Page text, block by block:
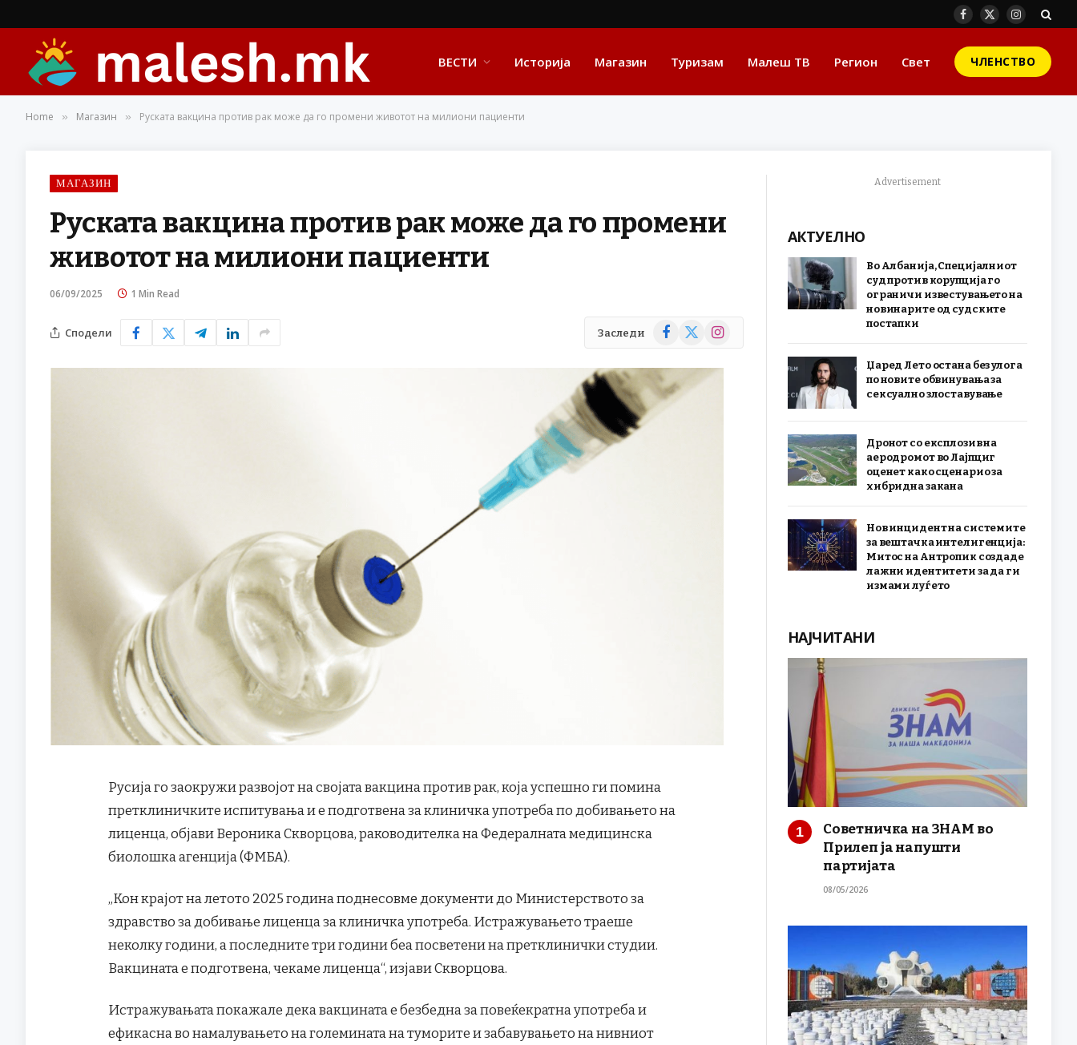
Facebook
X
Instagram
ВЕСТИ Историја Магазин Туризам Малеш ТВ Регион Свет ЧЛЕНСТВО
Home » Магазин » Руската вакцина против рак може да го промени животот на милиони пациенти
МАГАЗИН
Руската вакцина против рак може да го промени
животот на милиони пациенти
06/09/2025 1 Min Read
Сподели Заследи Facebook
X
Instagram
Русија го заокружи развојот на својата вакцина против рак, која успешно ги помина
претклиничките испитувања и е подготвена за клиничка употреба по добивањето на
лиценца, објави Вероника Скворцова, раководителка на Федералната медицинска
биолошка агенција (ФМБА).
„Кон крајот на летото 2025 година поднесовме документи до Министерството за
здравство за добивање лиценца за клиничка употреба. Истражувањето траеше
неколку години, а последните три години беа посветени на претклинички студии.
Вакцината е подготвена, чекаме лиценца“, изјави Скворцова.
Истражувањата покажале дека вакцината е безбедна за повеќекратна употреба и
ефикасна во намалувањето на големината на туморите и забавувањето на нивниот
Advertisement
АКТУЕЛНО
Во Албанија, Специјалниот
суд против корупција го
ограничи известувањето на
новинарите од судските
постапки
Џаред Лето остана без улога
по новите обвинувања за
сексуално злоставување
Дронот со експлозив на
аеродромот во Лајпциг
оценет како сценарио за
хибридна закана
Нов инцидент на системите
за вештачка интелигенција:
Митос на Антропик создаде
лажни идентитети за да ги
измами луѓето
НАЈЧИТАНИ
Советничка на ЗНАМ во
Прилеп ја напушти
партијата
08/05/2026